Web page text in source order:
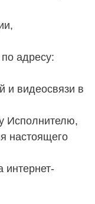
адресу:
и видеосвязи в
Исполнителю,
настоящего
интернет-